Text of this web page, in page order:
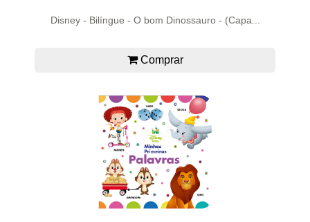
Disney - Bilíngue - O bom Dinossauro - (Capa...
Comprar